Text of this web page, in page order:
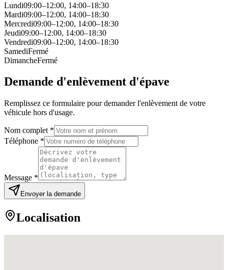
Lundi09:00–12:00, 14:00–18:30
Mardi09:00–12:00, 14:00–18:30
Mercredi09:00–12:00, 14:00–18:30
Jeudi09:00–12:00, 14:00–18:30
Vendredi09:00–12:00, 14:00–18:30
SamediFermé
DimancheFermé
Demande d'enlèvement d'épave
Remplissez ce formulaire pour demander l'enlèvement de votre
véhicule hors d'usage.
Nom complet *
Téléphone *
Message *
Envoyer la demande
Localisation